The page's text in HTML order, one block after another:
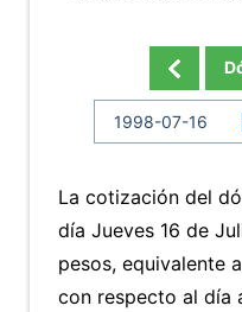
La cotización del
día Jueves 16 de
pesos, equivalente
con respecto al día